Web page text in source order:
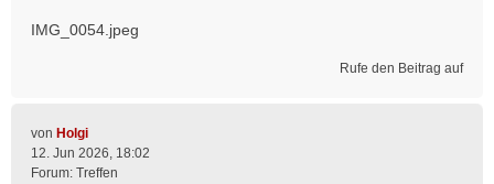
IMG_0054.jpeg
Rufe den Beitrag auf
von Holgi
12. Jun 2026, 18:02
Forum: Treffen